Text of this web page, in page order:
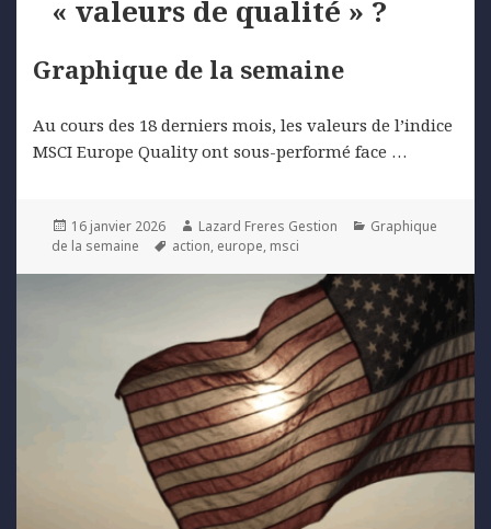
« valeurs de qualité » ?
Graphique de la semaine
Au cours des 18 derniers mois, les valeurs de l’indice
MSCI Europe Quality ont sous-performé face …
Posted
on
16 janvier 2026 Author
Lazard Freres Gestion Categories
Graphique
de la semaine
Tags
action, europe, msci